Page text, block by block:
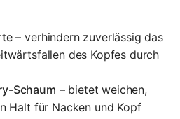
– verhindern zuverlässig das
des Kopfes durch
Schaum – bietet weichen,
Halt für Nacken und Kopf